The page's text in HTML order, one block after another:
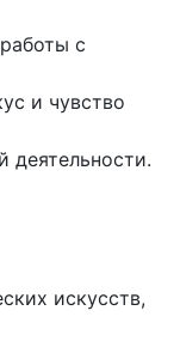
с
и чувство
деятельности.
искусств,